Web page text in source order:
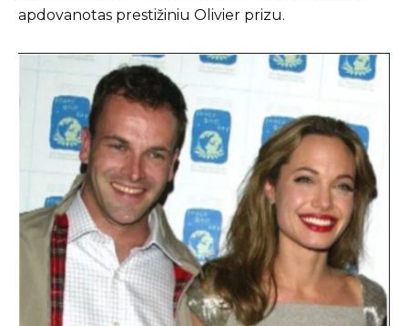
apdovanotas prestižiniu Olivier prizu.